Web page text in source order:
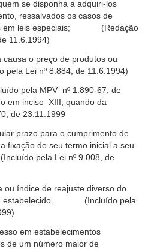
se disponha a adquiri-los
ressalvados os casos de
em leis especiais; (Redação
11.6.1994)
causa o preço de produtos ou
Lei nº 8.884, de 11.6.1994)
pela MPV nº 1.890-67, de
em inciso XIII, quando da
de 23.11.1999
prazo para o cumprimento de
fixação de seu termo inicial a seu
pela Lei nº 9.008, de
ou índice de reajuste diverso do
estabelecido. (Incluído pela
em estabelecimentos
de um número maior de